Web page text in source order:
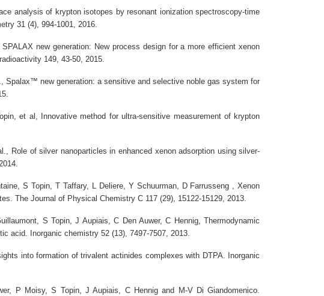
analysis of krypton isotopes by resonant ionization spectroscopy-time
31 (4), 994-1001, 2016.
SPALAX new generation: New process design for a more efficient xenon
149, 43-50, 2015.
Spalax™ new generation: a sensitive and selective noble gas system for
et al,
Innovative method for ultra-sensitive measurement of krypton
Role of silver nanoparticles in enhanced xenon adsorption using silver-
S Topin, T Taffary, L Deliere, Y Schuurman, D Farrusseng ,Xenon
. The Journal of Physical Chemistry C 117 (29), 15122-15129, 2013.
S Topin, J Aupiais, C Den Auwer, C Hennig,Thermodynamic
acid. Inorganic chemistry 52 (13), 7497-7507, 2013.
into formation of trivalent actinides complexes with DTPA. Inorganic
P Moisy, S Topin, J Aupiais, C Hennig and M-V Di Giandomenico.